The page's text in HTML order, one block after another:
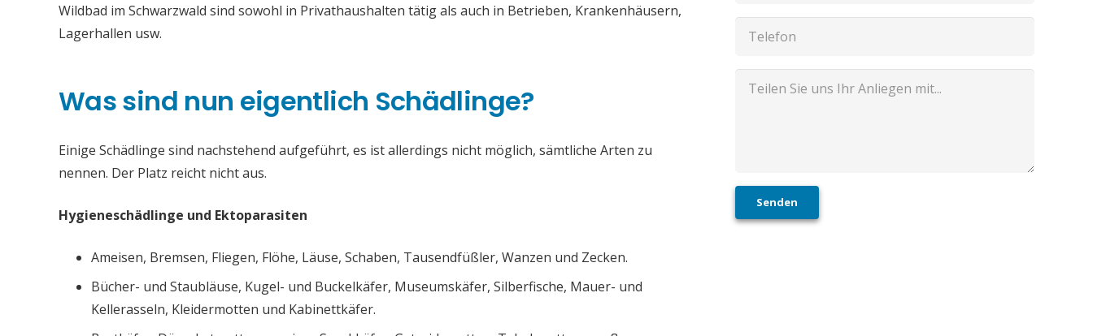
Wildbad im Schwarzwald sind sowohl in Privathaushalten tätig als auch in Betrieben, Krankenhäusern,
Lagerhallen usw.
Was sind nun eigentlich Schädlinge?
Einige Schädlinge sind nachstehend aufgeführt, es ist allerdings nicht möglich, sämtliche Arten zu
nennen. Der Platz reicht nicht aus.
Hygieneschädlinge und Ektoparasiten
Ameisen, Bremsen, Fliegen, Flöhe, Läuse, Schaben, Tausendfüßler, Wanzen und Zecken.
Bücher- und Staubläuse, Kugel- und Buckelkäfer, Museumskäfer, Silberfische, Mauer- und
Kellerasseln, Kleidermotten und Kabinettkäfer.
Senden